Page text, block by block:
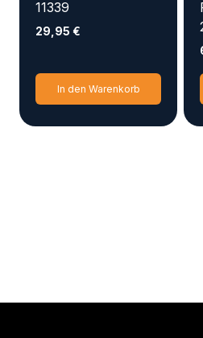
11339
29,95 €
In den Warenkorb